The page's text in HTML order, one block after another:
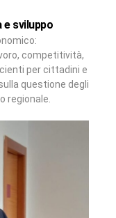
e sviluppo
competitività,
per cittadini e
questione degli
regionale.